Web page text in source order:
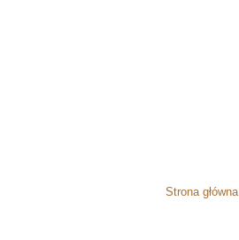
Strona główna